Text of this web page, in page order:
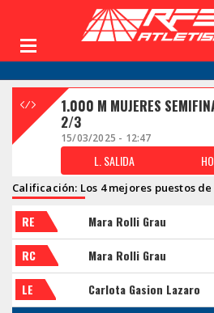
1.000 M MUJERES
2/3
15/03/2025 - 12:47
L. SALIDA
Calificación: Los 4 mejores puestos
RE Mara Rolli Grau
RC Mara Rolli Grau
LE Carlota Gasion Lazaro